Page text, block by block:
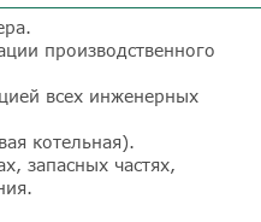
производственного
всех инженерных
котельная).
запасных частях,